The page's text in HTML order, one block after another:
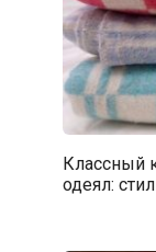
Классный
одеял: